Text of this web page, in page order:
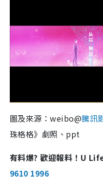
圖及來源：weibo@騰訊
珠格格》劇照、ppt
有料爆? 歡迎報料！U
9610 1996